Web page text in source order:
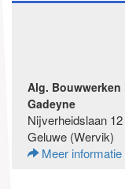
Alg. Bouwwerken
Gadeyne
Nijverheidslaan 12
Geluwe (Wervik)
Meer informatie